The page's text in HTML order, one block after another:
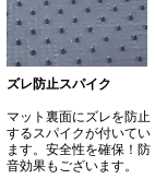
ズレ防止スパイク
マット裏面にズレを防止
するスパイクが付いてい
ます。安全性を確保！防
音効果もございます。